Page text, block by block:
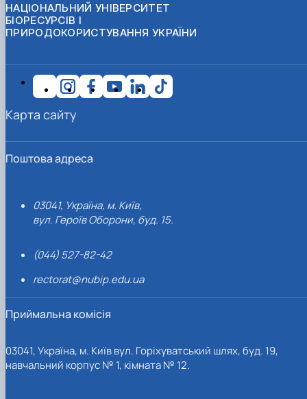
НАЦІОНАЛЬНИЙ УНІВЕРСИТЕТ
БІОРЕСУРСІВ І
ПРИРОДОКОРИСТУВАННЯ УКРАЇНИ
Поштова адреса
03041, Україна, м. Київ,
вул. Героїв Оборони, буд. 15.
(044) 527-82-42
rectorat@nubip.edu.ua
Приймальна комісія
03041, Україна, м. Київ вул. Горіхуватський шлях, буд. 19,
навчальний корпус № 1, кімната № 12.
Карта сайту